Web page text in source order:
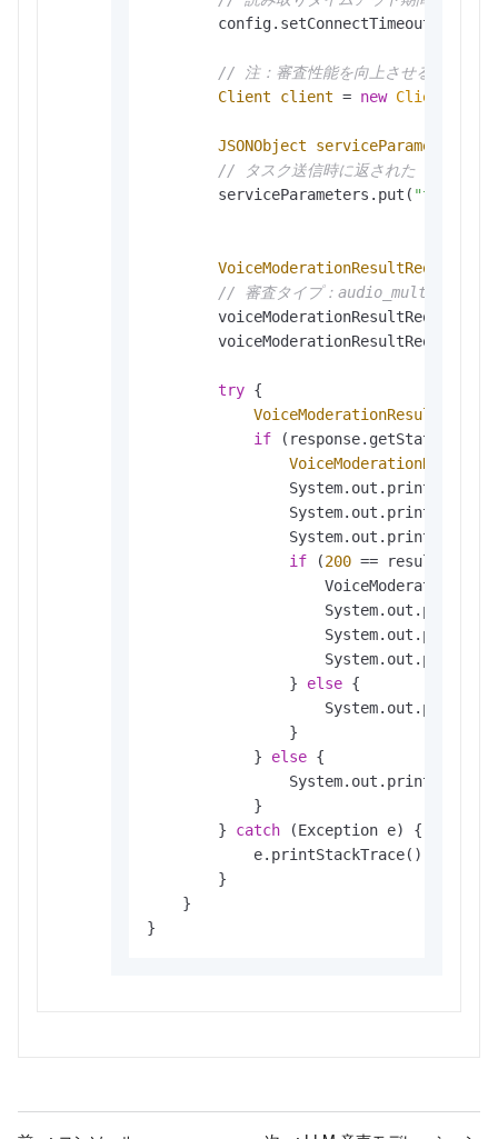
        config.setConnectTimeout(
// 注：審査性能を向上させるため、ク
Client
client = new Client
JSONObject serviceParameters
// タスク送信時に返された taskId。
        serviceParameters.put(
"taskId"
VoiceModerationResultRequest
// 審査タイプ：
try {
if
                System.out.println(
                System.out.println(
                System.out.println(
if (200 ==
                    System.out.println(
                    System.out.println(
                    System.out.println(
                }
else {
                    System.out.println(
                }
            }
else {
                System.out.println(
            }
        }
catch (Exception e) {
            e.printStackTrace();
        }
    }
}